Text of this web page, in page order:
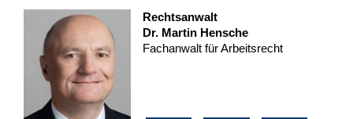
Rechtsanwalt
Dr. Martin Hensche
Fachanwalt für Arbeitsrecht